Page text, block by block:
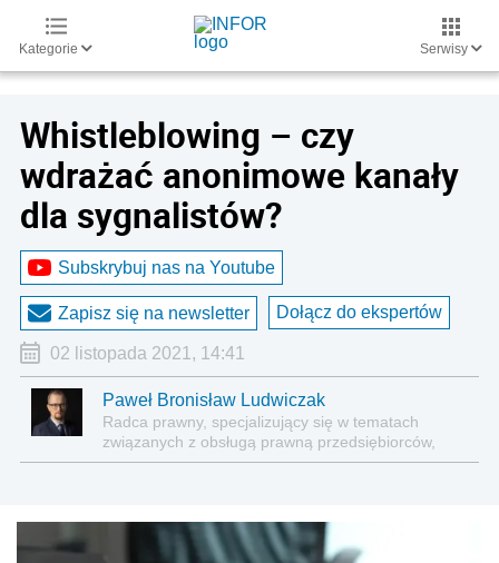
Kategorie Serwisy
Whistleblowing – czy
wdrażać anonimowe kanały
dla sygnalistów?
Subskrybuj nas na Youtube
Zapisz się na newsletter Dołącz do ekspertów
02 listopada 2021, 14:41
Paweł Bronisław Ludwiczak
Radca prawny, specjalizujący się w tematach
związanych z obsługą prawną przedsiębiorców,
prawem korporacyjnym, zamówieniami in house,